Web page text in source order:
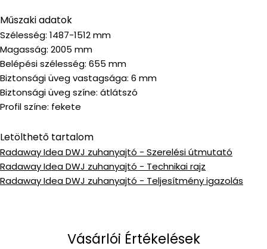
Műszaki adatok
Szélesség: 1487-1512 mm
Magasság: 2005 mm
Belépési szélesség: 655 mm
Biztonsági üveg vastagsága: 6 mm
Biztonsági üveg színe: átlátszó
Profil színe: fekete
Letölthető tartalom
Radaway Idea DWJ zuhanyajtó - Szerelési útmutató
Radaway Idea DWJ zuhanyajtó - Technikai rajz
Radaway Idea DWJ zuhanyajtó - Teljesítmény igazolás
Vásárlói Értékelések